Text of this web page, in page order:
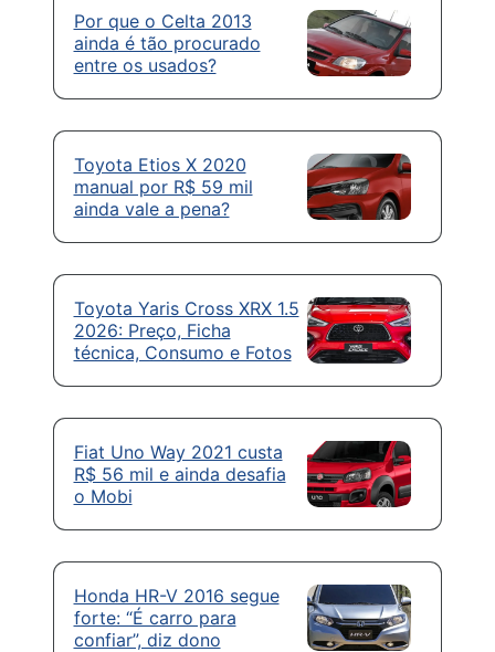
Por que o Celta 2013
ainda é tão procurado
entre os usados?
Toyota Etios X 2020
manual por R$ 59 mil
ainda vale a pena?
Toyota Yaris Cross XRX 1.5
2026: Preço, Ficha
técnica, Consumo e Fotos
Fiat Uno Way 2021 custa
R$ 56 mil e ainda desafia
o Mobi
Honda HR-V 2016 segue
forte: “É carro para
confiar”, diz dono